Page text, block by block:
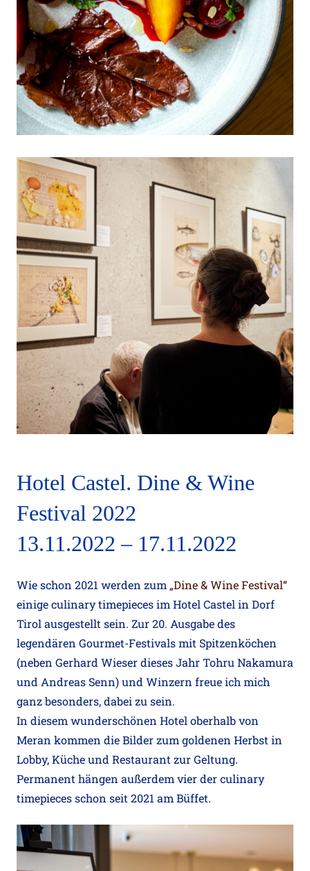
Kulinariat
12.10.2022
Hotel Castel. Dine & Wine
Festival 2022
13.11.2022 – 17.11.2022
Wie schon 2021 werden zum „Dine & Wine Festival“
einige culinary timepieces im Hotel Castel in Dorf
Tirol ausgestellt sein. Zur 20. Ausgabe des
legendären Gourmet-Festivals mit Spitzenköchen
(neben Gerhard Wieser dieses Jahr Tohru Nakamura
und Andreas Senn) und Winzern freue ich mich
ganz besonders, dabei zu sein.
In diesem wunderschönen Hotel oberhalb von
Meran kommen die Bilder zum goldenen Herbst in
Lobby, Küche und Restaurant zur Geltung.
Permanent hängen außerdem vier der culinary
timepieces schon seit 2021 am Büffet.